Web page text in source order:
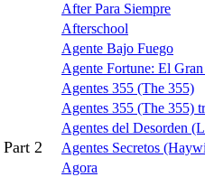
2
After Para Siempre
Afterschool
Agente Bajo Fuego
Agente Fortune: El
Agentes 355 (The 355)
Agentes 355 (The 355)
Agentes del Desorden
Agentes Secretos
Agora